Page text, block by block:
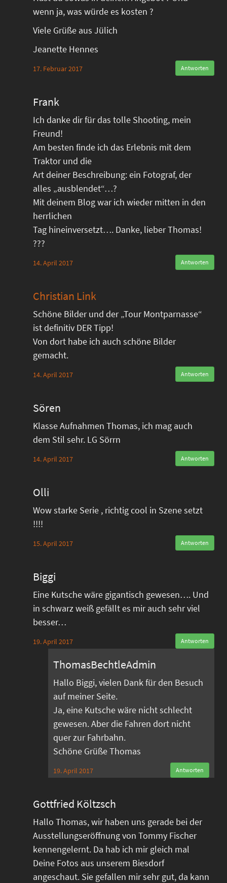
wenn ja, was würde es kosten ?
Viele Grüße aus Jülich
Jeanette Hennes
17. Februar 2017 Antworten
Frank
Ich danke dir für das tolle Shooting, mein
Freund!
Am besten finde ich das Erlebnis mit dem
Traktor und die
Art deiner Beschreibung: ein Fotograf, der
alles „ausblendet“…?
Mit deinem Blog war ich wieder mitten in den
herrlichen
Tag hineinversetzt…. Danke, lieber Thomas!
???
14. April 2017 Antworten
Christian Link
Schöne Bilder und der „Tour Montparnasse“
ist definitiv DER Tipp!
Von dort habe ich auch schöne Bilder
gemacht.
14. April 2017 Antworten
Sören
Klasse Aufnahmen Thomas, ich mag auch
dem Stil sehr. LG Sörrn
14. April 2017 Antworten
Olli
Wow starke Serie , richtig cool in Szene setzt
!!!!
15. April 2017 Antworten
Biggi
Eine Kutsche wäre gigantisch gewesen…. Und
in schwarz weiß gefällt es mir auch sehr viel
besser…
19. April 2017 Antworten
ThomasBechtleAdmin
Hallo Biggi, vielen Dank für den Besuch
auf meiner Seite.
Ja, eine Kutsche wäre nicht schlecht
gewesen. Aber die Fahren dort nicht
quer zur Fahrbahn.
Schöne Grüße Thomas
19. April 2017 Antworten
Gottfried Költzsch
Hallo Thomas, wir haben uns gerade bei der
Ausstellungseröffnung von Tommy Fischer
kennengelernt. Da hab ich mir gleich mal
Deine Fotos aus unserem Biesdorf
angeschaut. Sie gefallen mir sehr gut, da kann